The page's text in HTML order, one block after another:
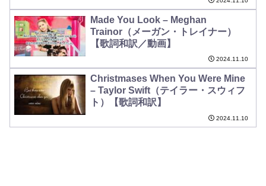
Made You Look – Meghan
Trainor（メーガン・トレイナー）
【歌詞和訳／動画】
2024.11.10
Christmases When You Were Mine
– Taylor Swift（テイラー・スウィフ
ト）【歌詞和訳】
2024.11.10